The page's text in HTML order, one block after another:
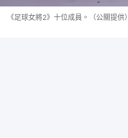
《足球女將2》十位成員。（公關提供）